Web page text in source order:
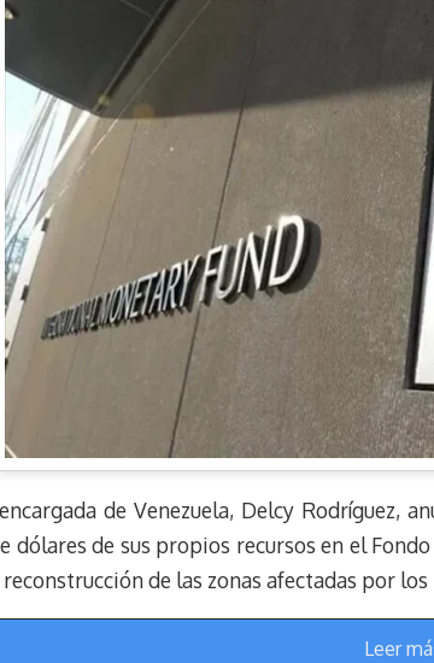
de Venezuela, Delcy Rodríguez,
dólares de sus propios recursos en el
de las zonas afectadas por
Leer